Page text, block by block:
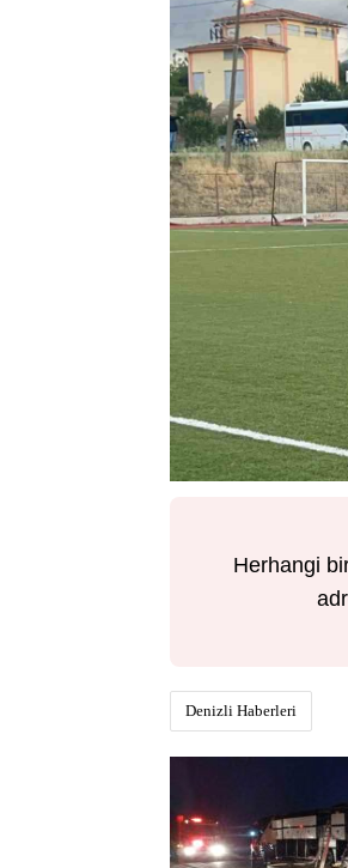
Herhangi
Denizli Haberleri